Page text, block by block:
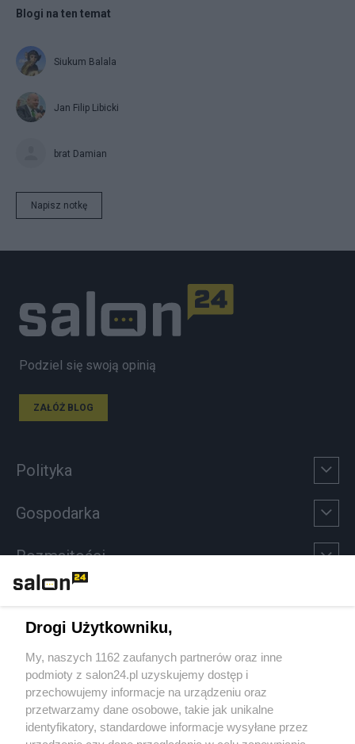
Blogi na ten temat
Siukum Balala
Jan Filip Libicki
brat Damian
Napisz notkę
Podziel się swoją opinią
ZAŁÓŻ BLOG
Polityka
Gospodarka
Rozmaitości
Sport
Społeczeństwo
Kultura
Drogi Użytkowniku,
My, naszych 1162 zaufanych partnerów oraz inne
podmioty z salon24.pl uzyskujemy dostęp i
przechowujemy informacje na urządzeniu oraz
przetwarzamy dane osobowe, takie jak unikalne
identyfikatory, standardowe informacje wysyłane przez